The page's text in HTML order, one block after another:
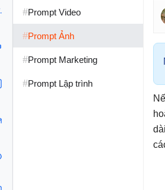
#Prompt Video
#Prompt Ảnh
#Prompt Marketing
#Prompt Lập trình